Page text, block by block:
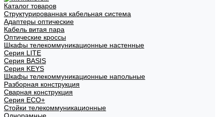
Каталог товаров
Структурированная кабельная система
Адаптеры оптические
Кабель витая пара
Оптические кроссы
Шкафы телекоммуникационные настенные
Cерия LITE
Cерия BASIS
Cерия KEYS
Шкафы телекоммуникационные напольные
Разборная конструкция
Сварная конструкция
Серия ECO+
Стойки телекоммуникационные